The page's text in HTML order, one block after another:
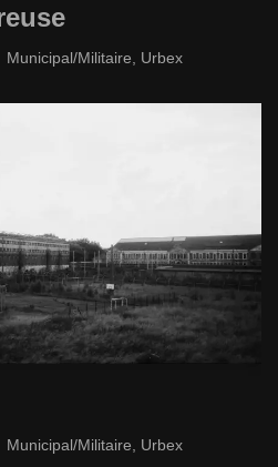
Municipal/Militaire Urbex
Municipal/Militaire, Urbex